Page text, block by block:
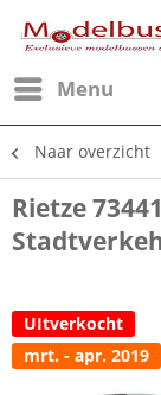
Menu
Naar overzicht
Rietze
UItverkocht
mrt. - apr. 2019